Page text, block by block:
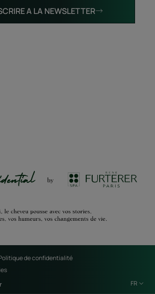
A LA NEWSLETTER
de confidentialité
FR